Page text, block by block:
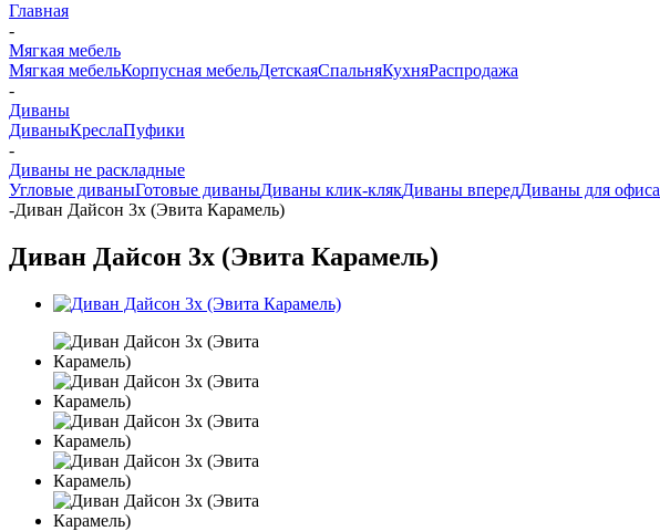
Главная
-
Мягкая мебель
Мягкая мебельКорпусная мебельДетскаяСпальняКухняРаспродажа
-
Диваны
ДиваныКреслаПуфики
-
Диваны не раскладные
Угловые диваныГотовые диваныДиваны клик-клякДиваны впередДиваны для офиса
-Диван Дайсон 3х (Эвита Карамель)
Диван Дайсон 3х (Эвита Карамель)